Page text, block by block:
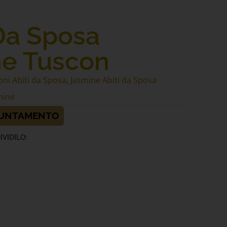
Sposa
Tuscon
Abiti da Sposa Jasmine Abiti da Sposa